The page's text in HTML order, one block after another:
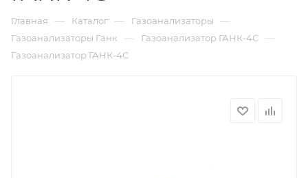
Главная — Каталог — Газоанализаторы —
Газоанализаторы Ганк — Газоанализатор ГАНК-4С —
Газоанализатор ГАНК-4С